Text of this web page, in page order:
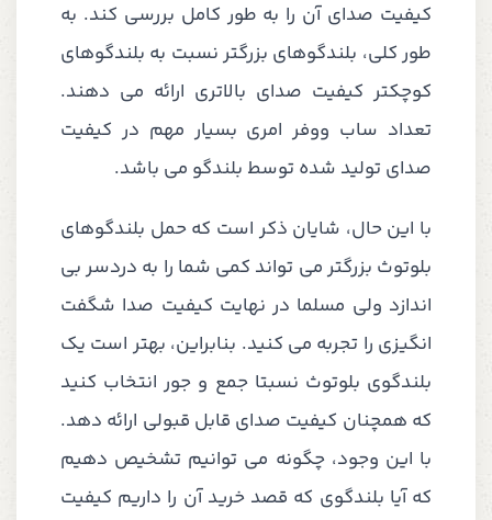
کیفیت صدای آن را به طور کامل بررسی کند. به
طور کلی، بلندگوهای بزرگتر نسبت به بلندگوهای
کوچکتر کیفیت صدای بالاتری ارائه می دهند.
تعداد ساب ووفر امری بسیار مهم در کیفیت
صدای تولید شده توسط بلندگو می باشد.
با این حال، شایان ذکر است که حمل بلندگوهای
بلوتوث بزرگتر می تواند کمی شما را به دردسر بی
اندازد ولی مسلما در نهایت کیفیت صدا شگفت
انگیزی را تجربه می کنید. بنابراین، بهتر است یک
بلندگوی بلوتوث نسبتا جمع و جور انتخاب کنید
که همچنان کیفیت صدای قابل قبولی ارائه دهد.
با این وجود، چگونه می توانیم تشخیص دهیم
که آیا بلندگوی که قصد خرید آن را داریم کیفیت